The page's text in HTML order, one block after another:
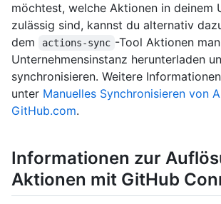
möchtest, welche Aktionen in deinem
zulässig sind, kannst du alternativ
dem
actions-sync -Tool Aktionen
Unternehmensinstanz herunterladen
synchronisieren. Weitere
unter Manuelles Synchronisieren von
GitHub.com.
Informationen zur
Aktionen mit GitHub